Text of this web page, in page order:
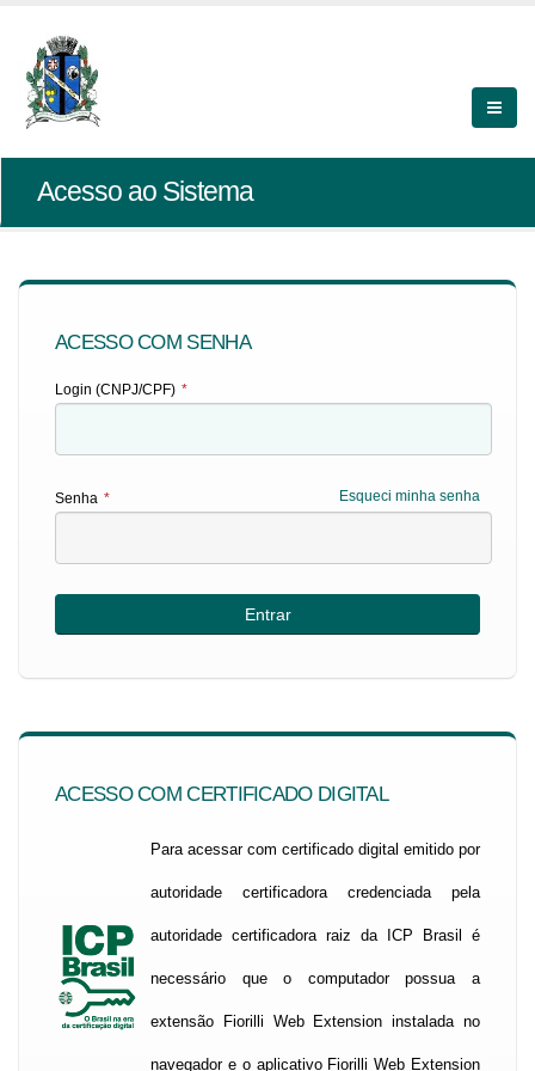
Acesso ao Sistema
ACESSO COM SENHA
Login (CNPJ/CPF) *
Esqueci minha senha
Senha *
ACESSO COM CERTIFICADO DIGITAL
Para acessar com certificado digital emitido por
autoridade certificadora credenciada pela
autoridade certificadora raiz da ICP Brasil é
necessário que o computador possua a
extensão Fiorilli Web Extension instalada no
navegador e o aplicativo Fiorilli Web Extension